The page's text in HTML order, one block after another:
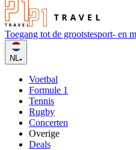
Toegang tot de grootstesport- en
NL
Voetbal
Formule 1
Tennis
Rugby
Concerten
Overige
Deals